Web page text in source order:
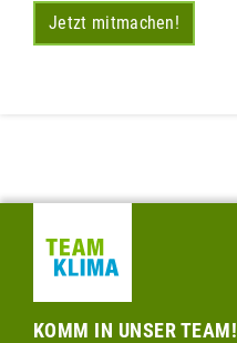
Jetzt mitmachen!
KOMM IN UNSER TEAM!